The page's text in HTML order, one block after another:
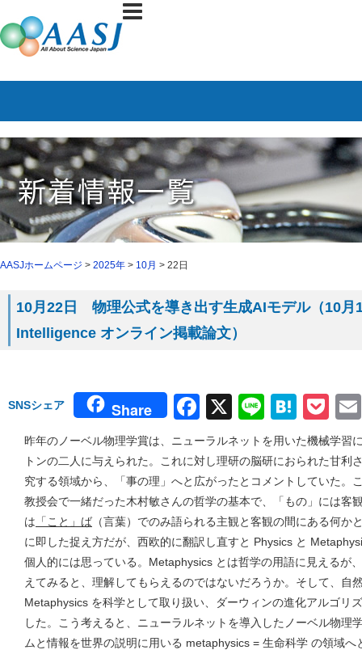
AASJホームページ > 2025年 > 10月 > 22日
10月22日 物理公式を導き出す生成AIモデル（10
Intelligence オンライン掲載論文）
SNSシェア Share Facebook
X Line
昨年のノーベル物理学賞は、ニューラルネットを用いた機械学習
トンの二人に与えられた。これに対し理研の脳研におられた甘利
究する領域から、「事の理」へと広がったとコメントしていた。
教授会で一緒だった木村敏さんの哲学の基本で、「もの」には客
は 「こと」ば （言葉）でのみ語られる主観と客観の間にある何か
に即した捉え方だが、西欧的に翻訳し直すと Physics と
個人的には思っている。Metaphysics とは哲学の用語に見えるが
えてみると、理解してもらえるのではないだろうか。そして、自
Metaphysics を科学として取り扱い、ダーウィンの進化アルゴリ
した。こう考えると、ニューラルネットを導入したノーベル物理
ムと情報を世界の説明に用いる metaphysics = 生命科学 の領域